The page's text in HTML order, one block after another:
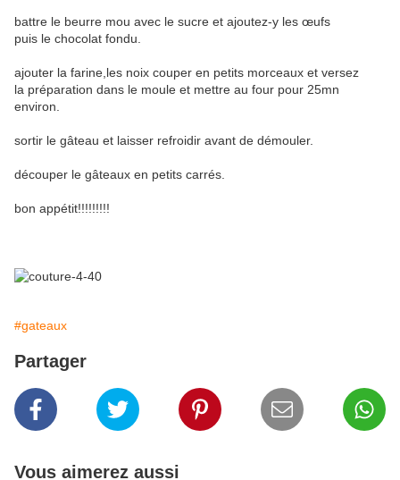
battre le beurre mou avec le sucre et ajoutez-y les œufs
puis le chocolat fondu.
ajouter la farine,les noix couper en petits morceaux et versez
la préparation dans le moule et mettre au four pour 25mn
environ.
sortir le gâteau et laisser refroidir avant de démouler.
découper le gâteaux en petits carrés.
bon appétit!!!!!!!!!
#gateaux
Partager
Vous aimerez aussi